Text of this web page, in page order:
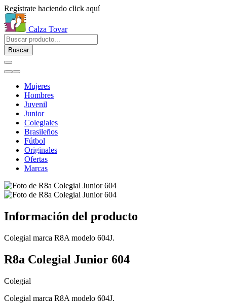
Regístrate haciendo click aquí
Calza Tovar
Buscar
Mujeres
Hombres
Juvenil
Junior
Colegiales
Brasileños
Fútbol
Originales
Ofertas
Marcas
Información del producto
Colegial marca R8A modelo 604J.
R8a Colegial Junior 604
Colegial
Colegial marca R8A modelo 604J.